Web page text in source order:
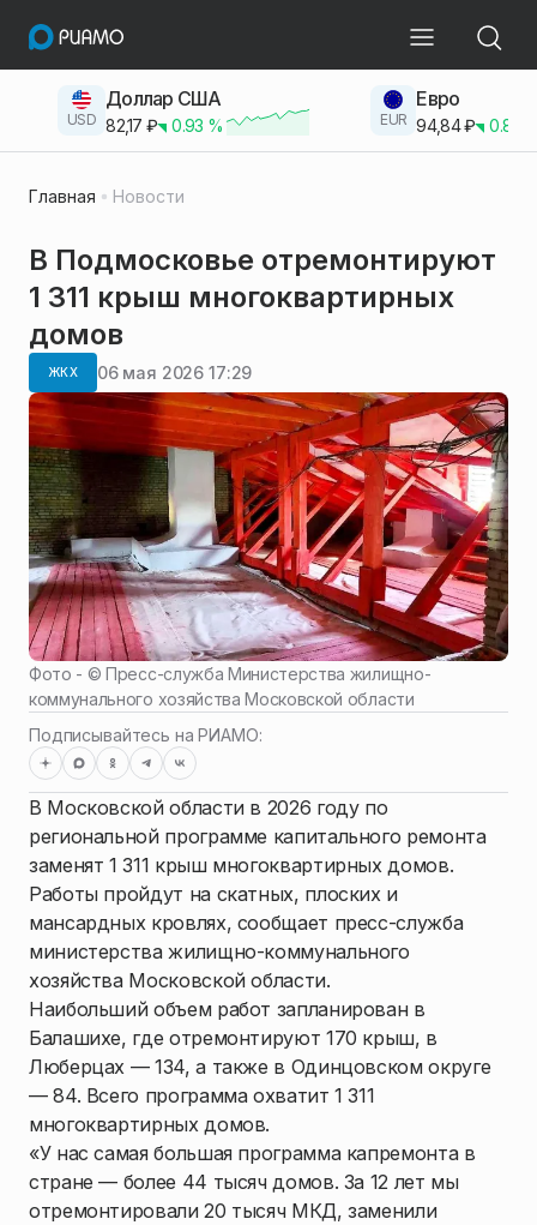
USD
Доллар США
82,17 ₽ 0.93 % EUR
Евро
94,84₽ 0.83
Главная Новости
В Подмосковье отремонтируют
1 311 крыш многоквартирных
домов
ЖКХ 06 мая 2026 17:29
Фото - ©Пресс-служба Министерства жилищно-
коммунального хозяйства Московской области
Подписывайтесь на РИАМО:
В Московской области в 2026 году по
региональной программе капитального ремонта
заменят 1 311 крыш многоквартирных домов.
Работы пройдут на скатных, плоских и
мансардных кровлях, сообщает пресс-служба
министерства жилищно-коммунального
хозяйства Московской области.
Наибольший объем работ запланирован в
Балашихе, где отремонтируют 170 крыш, в
Люберцах — 134, а также в Одинцовском округе
— 84. Всего программа охватит 1 311
многоквартирных домов.
«У нас самая большая программа капремонта в
стране — более 44 тысяч домов. За 12 лет мы
отремонтировали 20 тысяч МКД, заменили